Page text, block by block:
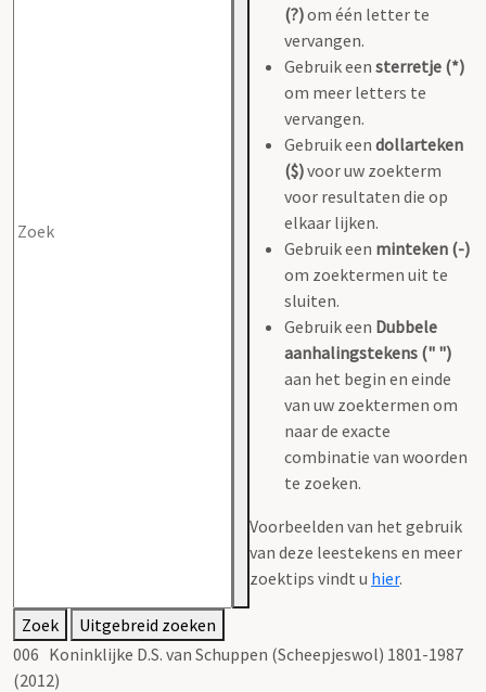
(?)om één letter te
vervangen.
Gebruik een sterretje (*)
om meer letters te
vervangen.
Gebruik een dollarteken
($)voor uw zoekterm
voor resultaten die op
elkaar lijken.
Gebruik een minteken (-)
om zoektermen uit te
sluiten.
Gebruik een Dubbele
aanhalingstekens (" ")
aan het begin en einde
van uw zoektermen om
naar de exacte
combinatie van woorden
te zoeken.
Voorbeelden van het gebruik
van deze leestekens en meer
zoektips vindt u hier.
Zoek
Uitgebreid zoeken
006 Koninklijke D.S. van Schuppen (Scheepjeswol) 1801-1987
(2012)